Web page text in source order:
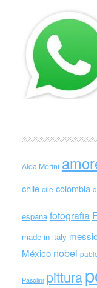
Alda Merini
chile cile colombia
espana fotografia
made in italy
México nobel
Pasolini pittura